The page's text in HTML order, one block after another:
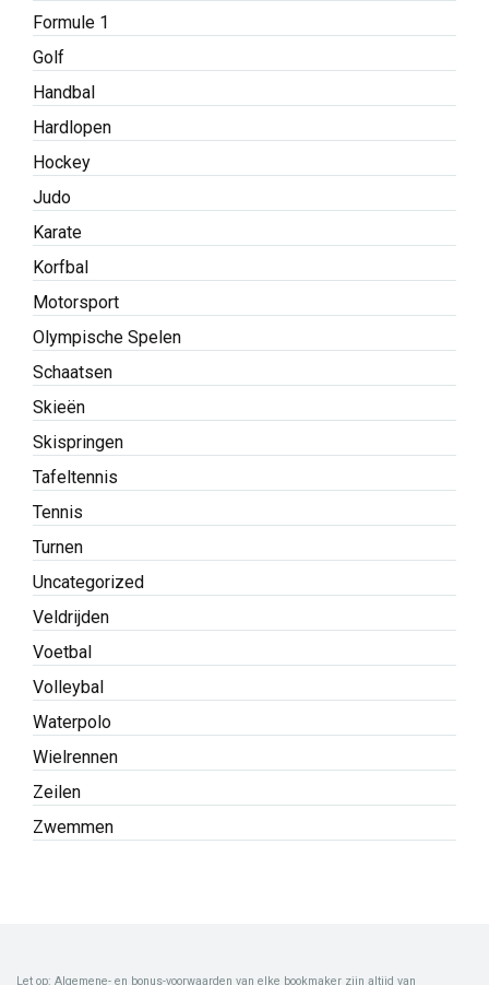
Formule 1
Golf
Handbal
Hardlopen
Hockey
Judo
Karate
Korfbal
Motorsport
Olympische Spelen
Schaatsen
Skieën
Skispringen
Tafeltennis
Tennis
Turnen
Uncategorized
Veldrijden
Voetbal
Volleybal
Waterpolo
Wielrennen
Zeilen
Zwemmen
Let op: Algemene- en bonus-voorwaarden van elke bookmaker zijn altijd van